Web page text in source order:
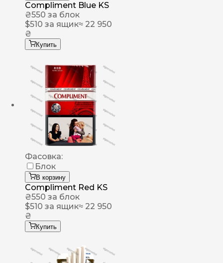
Compliment Blue KS
₴550 за блок
$510 за ящик≈ 22 950
₴
Купить
Фасовка:
Блок
В корзину
Compliment Red KS
₴550 за блок
$510 за ящик≈ 22 950
₴
Купить